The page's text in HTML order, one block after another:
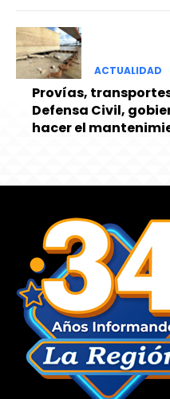
ACTUALIDAD
Provías,
Defensa Civil,
hacer el